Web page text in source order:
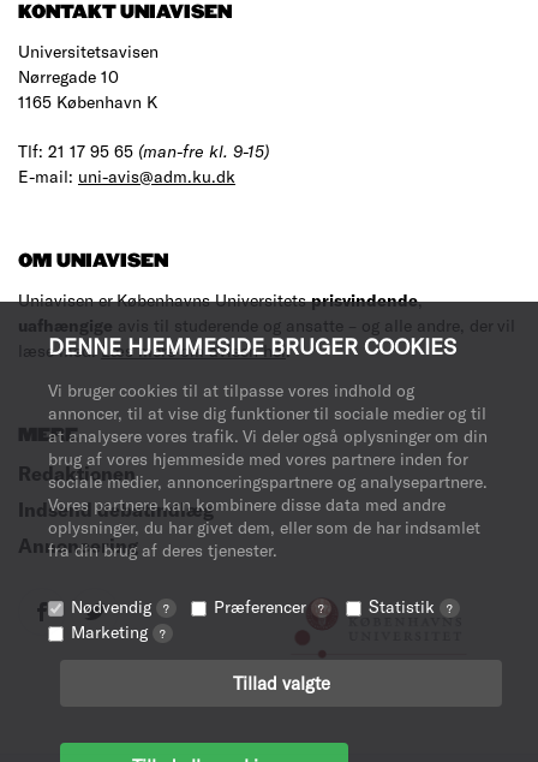
DENNE HJEMMESIDE BRUGER COOKIES
Vi bruger cookies til at tilpasse vores indhold og
annoncer, til at vise dig funktioner til sociale medier og til
at analysere vores trafik. Vi deler også oplysninger om din
brug af vores hjemmeside med vores partnere inden for
sociale medier, annonceringspartnere og analysepartnere.
Vores partnere kan kombinere disse data med andre
oplysninger, du har givet dem, eller som de har indsamlet
fra din brug af deres tjenester.
Nødvendig ? Præferencer ? Statistik ?
Marketing ?
Tillad valgte
KONTAKT UNIAVISEN
Universitetsavisen
Nørregade 10
1165 København K
Tlf: 21 17 95 65 (man-fre kl. 9-15)
E-mail: uni-avis@adm.ku.dk
OM UNIAVISEN
Uniavisen er Københavns Universitetsprisvindende,
uafhængige avis til studerende og ansatte – og alle andre, der vil
læse med.Læs mere om avisen her.
MERE
Redaktionen
Indsend debatindlæg
Annoncering